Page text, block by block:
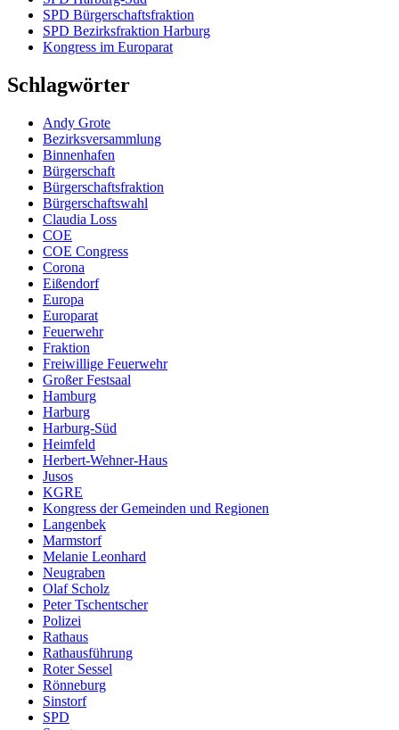
SPD Bürgerschaftsfraktion
SPD Bezirksfraktion Harburg
Kongress im Europarat
Schlagwörter
Andy Grote
Bezirksversammlung
Binnenhafen
Bürgerschaft
Bürgerschaftsfraktion
Bürgerschaftswahl
Claudia Loss
COE
COE Congress
Corona
Eißendorf
Europa
Europarat
Feuerwehr
Fraktion
Freiwillige Feuerwehr
Großer Festsaal
Hamburg
Harburg
Harburg-Süd
Heimfeld
Herbert-Wehner-Haus
Jusos
KGRE
Kongress der Gemeinden und Regionen
Langenbek
Marmstorf
Melanie Leonhard
Neugraben
Olaf Scholz
Peter Tschentscher
Polizei
Rathaus
Rathausführung
Roter Sessel
Rönneburg
Sinstorf
SPD